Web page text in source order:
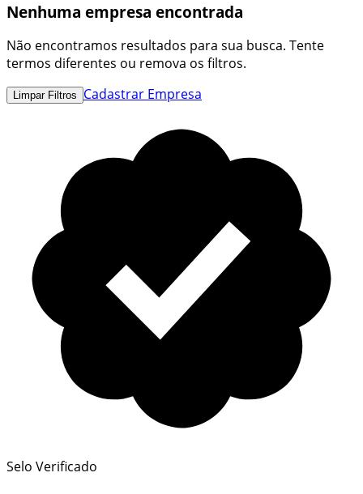
Nenhuma empresa encontrada
Não encontramos resultados para sua busca. Tente
termos diferentes ou remova os filtros.
Limpar Filtros Cadastrar Empresa
Selo Verificado